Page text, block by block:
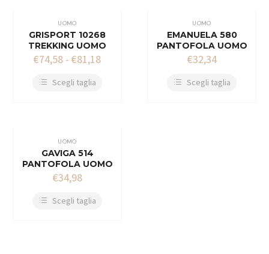
UOMO
GRISPORT 10268
TREKKING UOMO
€74,58 - €81,18
Scegli taglia
UOMO
EMANUELA 580
PANTOFOLA UOMO
€32,34
Scegli taglia
UOMO
GAVIGA 514
PANTOFOLA UOMO
€34,98
Scegli taglia